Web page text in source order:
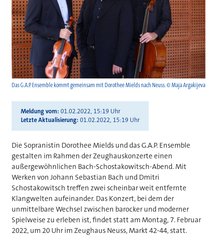
Das G.A.P. Ensemble kommt gemeinsam mit Dorothee Mields nach Neuss. © Maja Argakijeva
Meldung vom 01.02.2022, 15:19 Uhr
Letzte Aktualisierung 01.02.2022, 15:19 Uhr
Die Sopranistin Dorothee Mields und das G.A.P. Ensemble
gestalten im Rahmen der Zeughauskonzerte einen
außergewöhnlichen Bach-Schostakowitsch-Abend. Mit
Werken von Johann Sebastian Bach und Dmitri
Schostakowitsch treffen zwei scheinbar weit entfernte
Klangwelten aufeinander. Das Konzert, bei dem der
unmittelbare Wechsel zwischen barocker und moderner
Spielweise zu erleben ist, findet statt am Montag, 7. Februar
2022, um 20 Uhr im Zeughaus Neuss, Markt 42-44, statt.